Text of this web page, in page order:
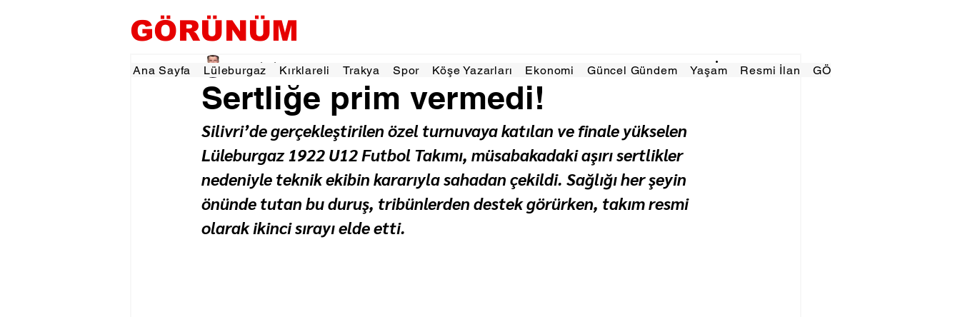
GÖRÜNÜM
Ana Sayfa Lüleburgaz Kırklareli Trakya Spor Köşe Yazarları Ekonomi Güncel Gündem Yaşam Resmi İlan GÖRÜNÜMTV
Sertliğe prim vermedi!
Tevfik İŞÇİ 18 Eyl 2025 1 dakikada okunur
Silivri’de gerçekleştirilen özel turnuvaya katılan ve finale yükselen
Lüleburgaz 1922 U12 Futbol Takımı, müsabakadaki aşırı sertlikler
nedeniyle teknik ekibin kararıyla sahadan çekildi. Sağlığı her şeyin
önünde tutan bu duruş, tribünlerden destek görürken, takım resmi
olarak ikinci sırayı elde etti.